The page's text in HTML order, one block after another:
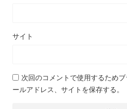
サイト
次回のコメントで使用するため
ールアドレス、サイトを保存する。